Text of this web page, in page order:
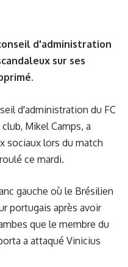
d'administration
sur ses
d'administration du FC
Mikel Camps, a
sociaux lors du match
ce mardi.
gauche où le Brésilien
portugais après avoir
que le membre du
a attaqué Vinicius